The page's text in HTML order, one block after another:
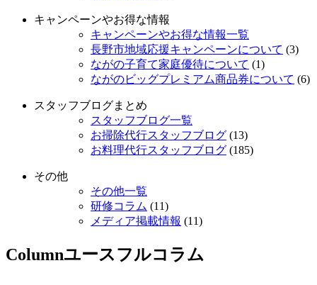
キャンペーンやお得な情報
キャンペーンやお得な情報一覧
長野市地域応援キャンペーンについて (3)
ながの子育て家庭優待について (1)
ながのビッグプレミアム商品券について (6)
スタッフブログまとめ
スタッフブログ一覧
お掃除代行スタッフブログ (13)
お料理代行スタッフブログ (185)
その他
その他一覧
研修コラム (11)
メディア掲載情報 (11)
Columnユースフルコラム